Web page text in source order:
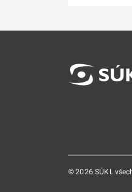
© 2026 SÚKL